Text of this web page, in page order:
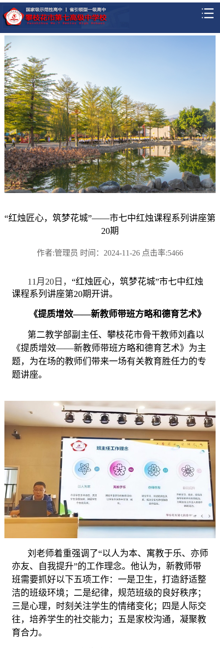
“红烛匠心，筑梦花城”——市七中红烛课程系列讲座第
20期
作者:管理员 时间：2024-11-26 点击率:5466
11月 20日， “红烛匠心，筑梦花城”市七中红烛
课程系列讲座第20期开讲。
《提质增效——新教师带班方略和德育艺术》
第二教学部副主任、攀枝花市骨干教师刘鑫以
《提质增效——新教师带班方略和德育艺术》 为主
题，为在场的教师们带来一场有关教育胜任力的专
题讲座。
刘老师着重强调了“以人为本、寓教于乐、亦师
亦友、自我提升”的工作理念。他认为，新教师带
班需要抓好以下五项工作：一是卫生，打造舒适整
洁的班级环境； 二是纪律，规范班级的 良好秩序；
三是心理， 时刻 关注学生的情绪变化； 四是人际交
往，培养学生的社交能力； 五是家校沟通，凝聚教
育合力。